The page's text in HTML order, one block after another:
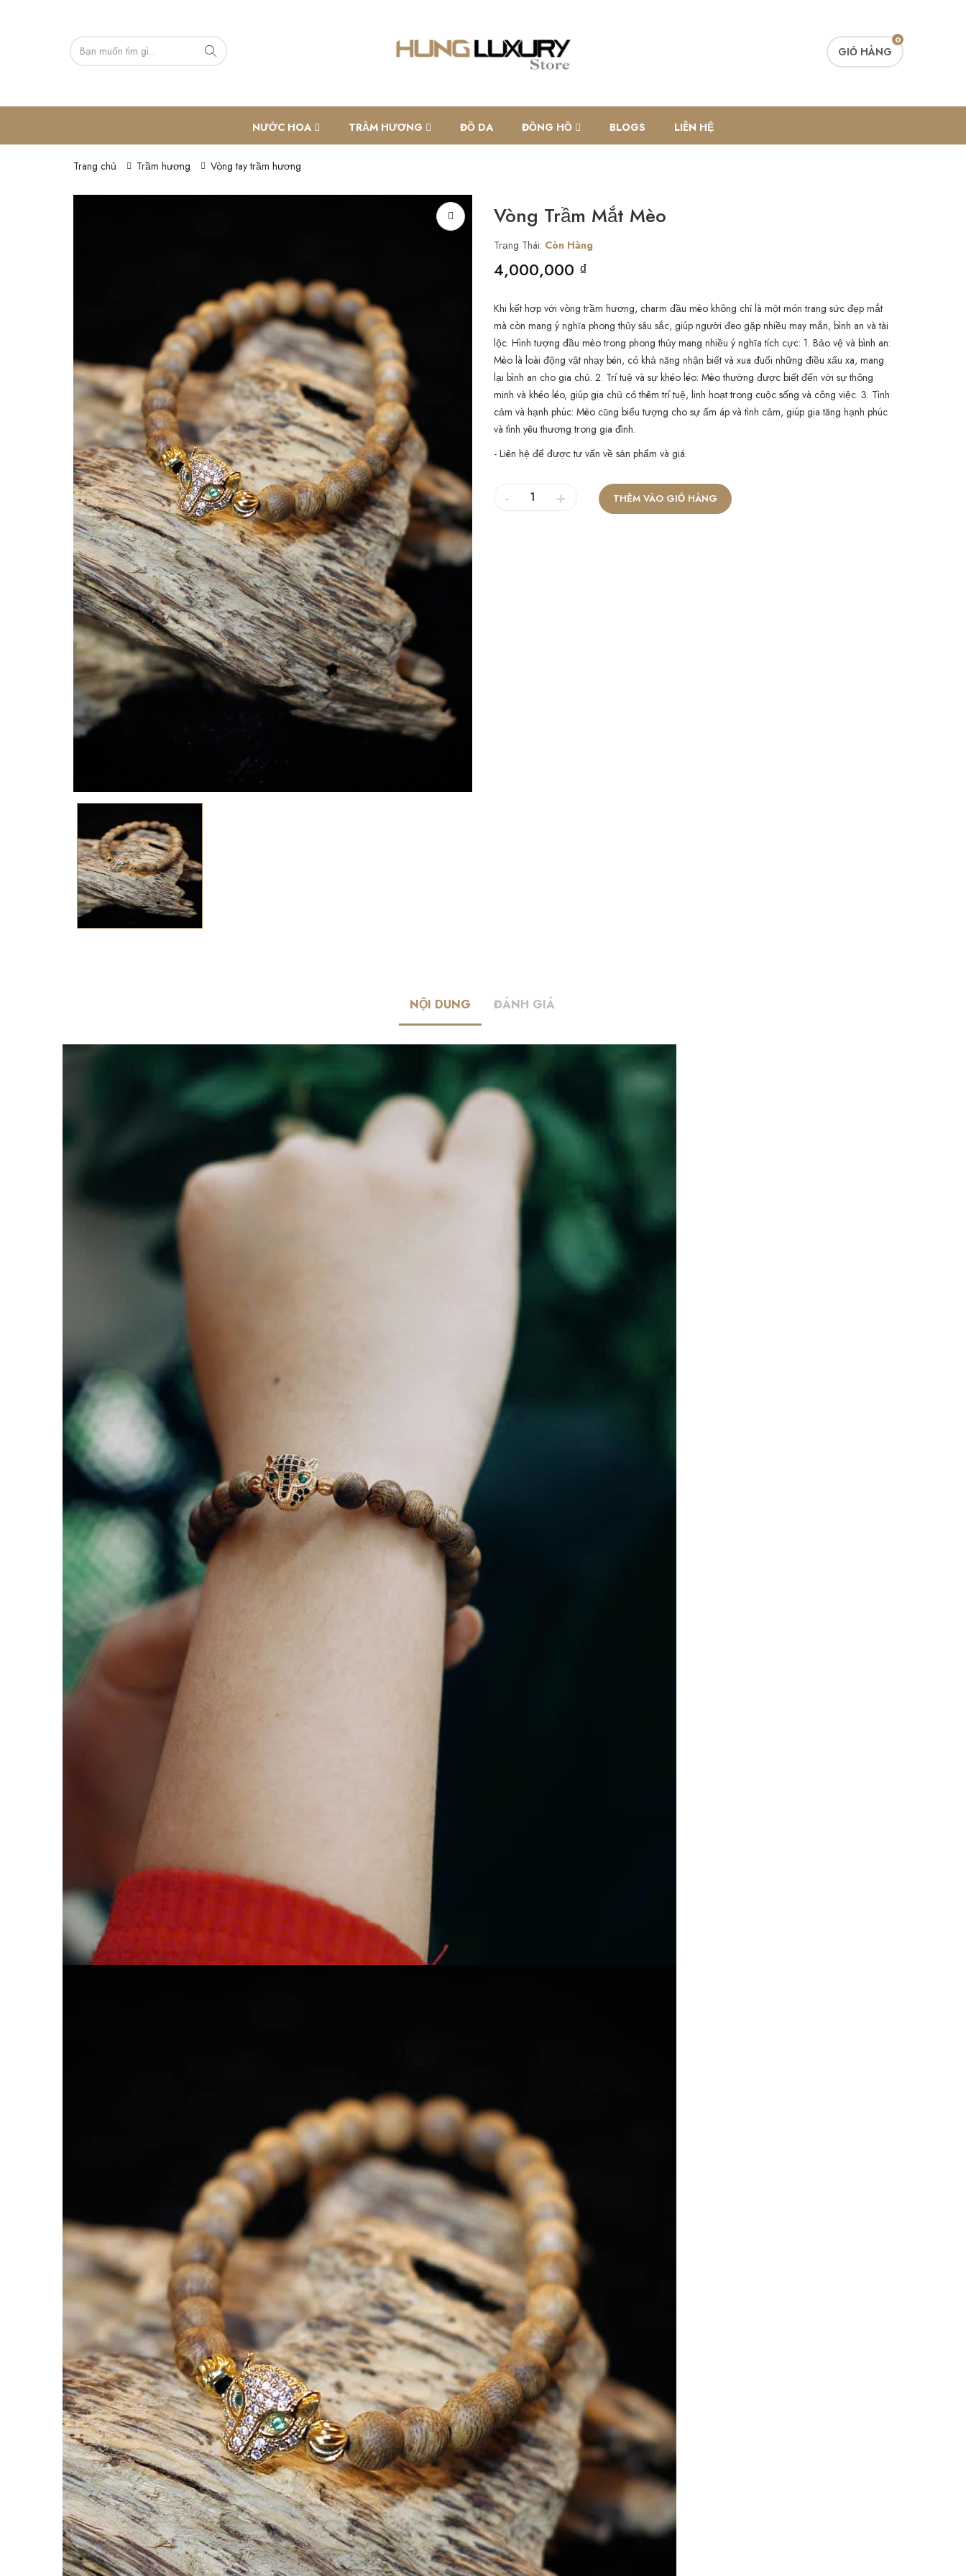
GIỎ HÀNG
0
NƯỚC HOA TRẦM HƯƠNG ĐỒ DA ĐỒNG HỒ BLOGS LIÊN HỆ
Trang chủ Trầm hương Vòng tay trầm hương
Vòng Trầm Mắt Mèo
Trạng Thái: Còn Hàng
4,000,000 ₫
Khi kết hợp với vòng trầm hương, charm đầu mèo không chỉ là một món trang sức đẹp mắt
mà còn mang ý nghĩa phong thủy sâu sắc, giúp người đeo gặp nhiều may mắn, bình an và tài
lộc. Hình tượng đầu mèo trong phong thủy mang nhiều ý nghĩa tích cực: 1. Bảo vệ và bình an:
Mèo là loài động vật nhạy bén, có khả năng nhận biết và xua đuổi những điều xấu xa, mang
lại bình an cho gia chủ. 2. Trí tuệ và sự khéo léo: Mèo thường được biết đến với sự thông
minh và khéo léo, giúp gia chủ có thêm trí tuệ, linh hoạt trong cuộc sống và công việc. 3. Tình
cảm và hạnh phúc: Mèo cũng biểu tượng cho sự ấm áp và tình cảm, giúp gia tăng hạnh phúc
và tình yêu thương trong gia đình.
- Liên hệ để được tư vấn về sản phẩm và giá.
- + THÊM VÀO GIỎ HÀNG
NỘI DUNG ĐÁNH GIÁ